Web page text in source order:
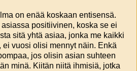
on enää koskaan entisensä.
positiivinen, koska se ei
sitä yhtä asiaa, jonka me kaikki
vuosi olisi mennyt näin. Enkä
jos olisin asian suhteen
minä. Kiitän niitä ihmisiä, jotka